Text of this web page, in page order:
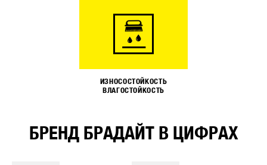
ИЗНОСОСТОЙКОСТЬ
ВЛАГОСТОЙКОСТЬ
БРЕНД БРАДАЙТ В ЦИФРАХ